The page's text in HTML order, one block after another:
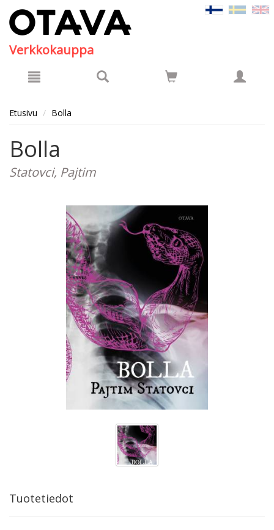
Verkkokauppa
Etusivu Bolla
Bolla
Statovci, Pajtim
Tuotetiedot